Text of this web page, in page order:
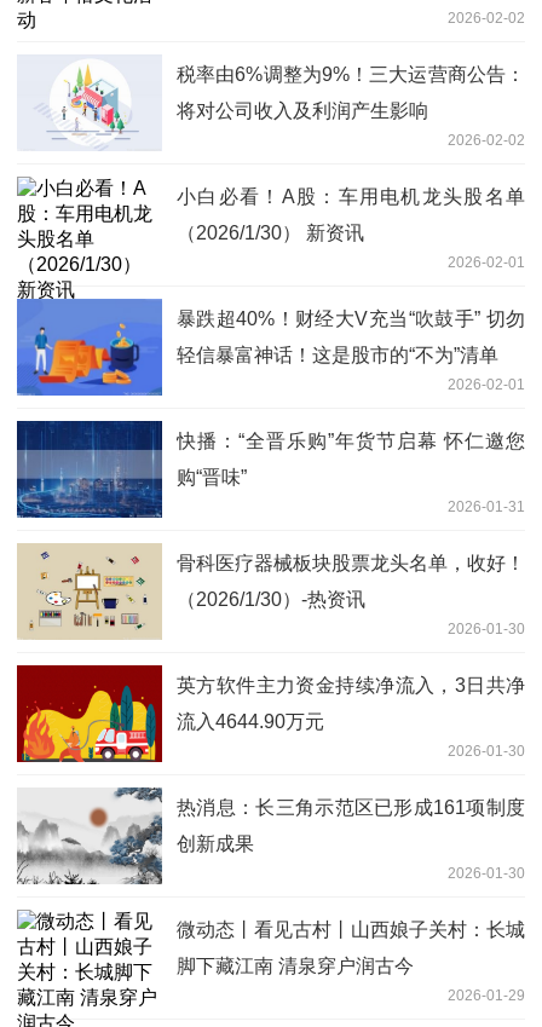
2026-02-02
税率由6%调整为9%！三大运营商公告：
将对公司收入及利润产生影响
2026-02-02
小白必看！A股：车用电机龙头股名单
（2026/1/30） 新资讯
2026-02-01
暴跌超40%！财经大V充当“吹鼓手” 切勿
轻信暴富神话！这是股市的“不为”清单
2026-02-01
快播：“全晋乐购”年货节启幕 怀仁邀您
购“晋味”
2026-01-31
骨科医疗器械板块股票龙头名单，收好！
（2026/1/30）-热资讯
2026-01-30
英方软件主力资金持续净流入，3日共净
流入4644.90万元
2026-01-30
热消息：长三角示范区已形成161项制度
创新成果
2026-01-30
微动态丨看见古村丨山西娘子关村：长城
脚下藏江南 清泉穿户润古今
2026-01-29